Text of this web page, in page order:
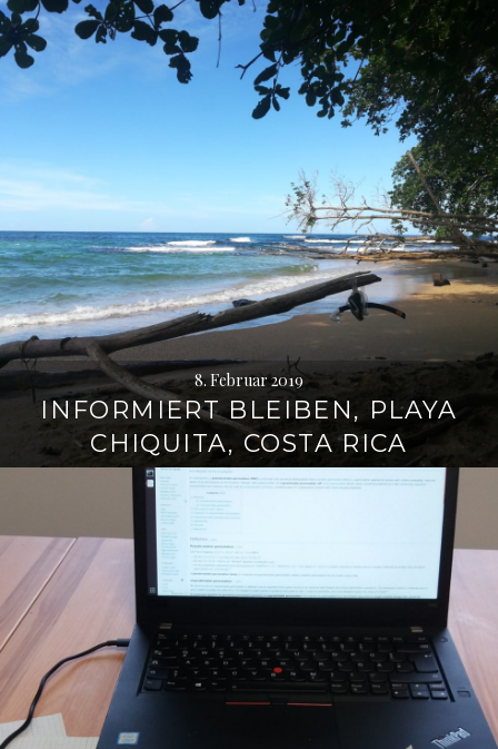
8. Februar 2019
INFORMIERT BLEIBEN, PLAYA
CHIQUITA, COSTA RICA